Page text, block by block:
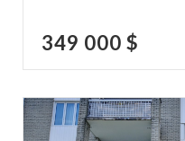
349 000 $